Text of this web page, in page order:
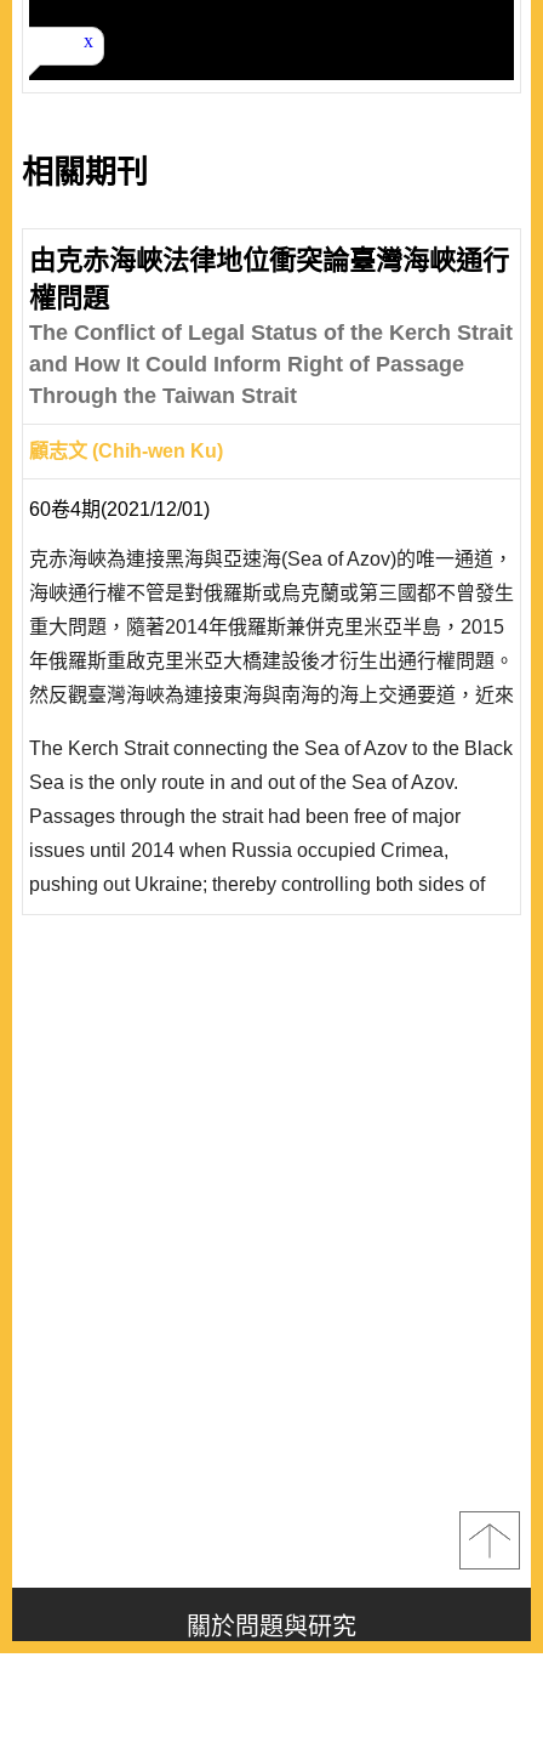
相關期刊
由克赤海峽法律地位衝突論臺灣海峽通行
權問題
The Conflict of Legal Status of the Kerch Strait
and How It Could Inform Right of Passage
Through the Taiwan Strait
顧志文 (Chih-wen Ku)
60卷4期(2021/12/01)
克赤海峽為連接黑海與亞速海(Sea of Azov)的唯一通道，
海峽通行權不管是對俄羅斯或烏克蘭或第三國都不曾發生
重大問題，隨著2014年俄羅斯兼併克里米亞半島，2015
年俄羅斯重啟克里米亞大橋建設後才衍生出通行權問題。
然反觀臺灣海峽為連接東海與南海的海上交通要道，近來
隨或驅離，對海峽通行權造成若干程度的影響，也提高了
發生擦槍走火的可能性。2018年11月25日克赤海峽所發
生的衝突事件對臺灣海峽通行權問題的啟..
The Kerch Strait connecting the Sea of Azov to the Black
Sea is the only route in and out of the Sea of Azov.
Passages through the strait had been free of major
issues until 2014 when Russia occupied Crimea,
pushing out Ukraine; thereby controlling both sides of
the strait and began quickly constructing a bridge
關於問題與研究
About this journal